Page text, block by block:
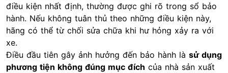
điều kiện nhất định, thường được ghi rõ trong sổ bảo
hành. Nếu không tuân thủ theo những điều kiện này,
hãng có thể từ chối sửa chữa khi hư hỏng xảy ra với
xe.
Điều đầu tiên gây ảnh hưởng đến bảo hành là sử dụng
phương tiện không đúng mục đích của nhà sản xuất